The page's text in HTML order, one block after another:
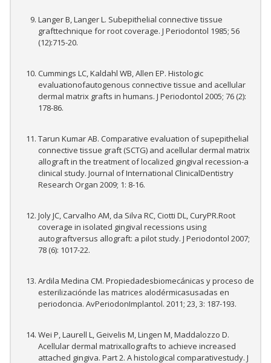
Langer B, Langer L. Subepithelial connective tissue
grafttechnique for root coverage. J Periodontol 1985; 56
(12):715-20.
Cummings LC, Kaldahl WB, Allen EP. Histologic
evaluationofautogenous connective tissue and acellular
dermal matrix grafts in humans. J Periodontol 2005; 76 (2):
178-86.
Tarun Kumar AB. Comparative evaluation of supepithelial
connective tissue graft (SCTG) and acellular dermal matrix
allograft in the treatment of localized gingival recession-a
clinical study. Journal of International ClinicalDentistry
Research Organ 2009; 1: 8-16.
Joly JC, Carvalho AM, da Silva RC, Ciotti DL, CuryPR.Root
coverage in isolated gingival recessions using
autograftversus allograft: a pilot study. J Periodontol 2007;
78 (6): 1017-22.
Ardila Medina CM. Propiedadesbiomecánicas y proceso de
esterilizaciónde las matrices alodérmicasusadas en
periodoncia. AvPeriodonImplantol. 2011; 23, 3: 187-193.
Wei P, Laurell L, Geivelis M, Lingen M, Maddalozzo D.
Acellular dermal matrixallografts to achieve increased
attached gingiva. Part 2. A histological comparativestudy. J